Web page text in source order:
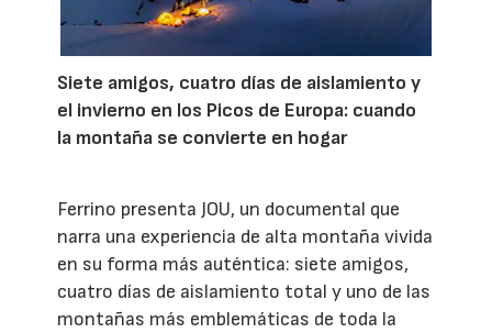
Siete amigos, cuatro días de aislamiento y
el invierno en los Picos de Europa: cuando
la montaña se convierte en hogar
Ferrino presenta JOU, un documental que
narra una experiencia de alta montaña vivida
en su forma más auténtica: siete amigos,
cuatro días de aislamiento total y uno de las
montañas más emblemáticas de toda la